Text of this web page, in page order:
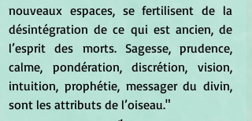
nouveaux espaces, se fertilisent de la
désintégration de ce qui est ancien, de
l’esprit des morts. Sagesse, prudence,
calme, pondération, discrétion, vision,
intuition, prophétie, messager du divin,
sont les attributs de l’oiseau."